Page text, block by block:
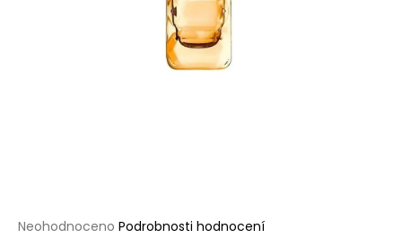
Průměrné
Neohodnoceno Podrobnosti hodnocení